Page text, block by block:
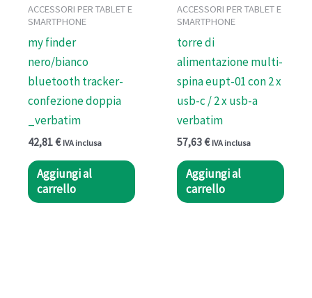
ACCESSORI PER TABLET E
SMARTPHONE
my finder
nero/bianco
bluetooth tracker-
confezione doppia
_verbatim
42,81€ IVA inclusa
Aggiungi al
carrello
ACCESSORI PER TABLET E
SMARTPHONE
torre di
alimentazione multi-
spina eupt-01 con 2 x
usb-c / 2 x usb-a
verbatim
57,63€ IVA inclusa
Aggiungi al
carrello